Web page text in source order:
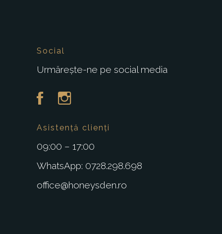
Social
Urmărește-ne pe social media
Asistență clienți
09:00 – 17:00
WhatsApp: 0728.298.698
office@honeysden.ro